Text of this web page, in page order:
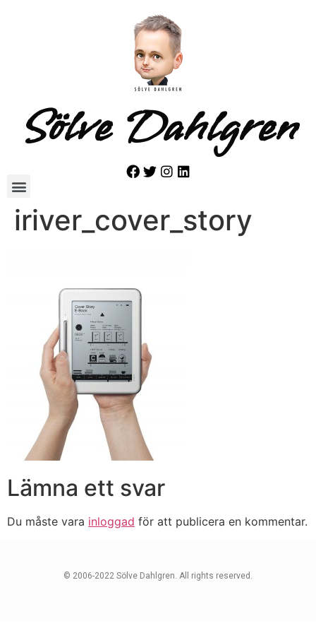
Sölve Dahlgren
iriver_cover_story
Lämna ett svar
Du måste vara inloggad för att publicera en kommentar.
© 2006-2022 Sölve Dahlgren. All rights reserved.